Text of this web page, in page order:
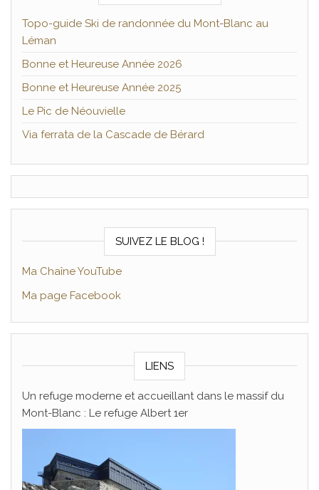
Topo-guide Ski de randonnée du Mont-Blanc au
Léman
Bonne et Heureuse Année 2026
Bonne et Heureuse Année 2025
Le Pic de Néouvielle
Via ferrata de la Cascade de Bérard
SUIVEZ LE BLOG !
Ma Chaîne YouTube
Ma page Facebook
LIENS
Un refuge moderne et accueillant dans le massif du
Mont-Blanc : Le refuge Albert 1er